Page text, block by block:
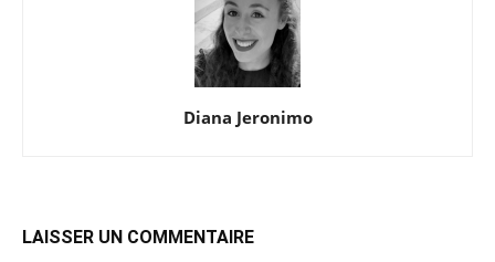
Diana Jeronimo
LAISSER UN COMMENTAIRE